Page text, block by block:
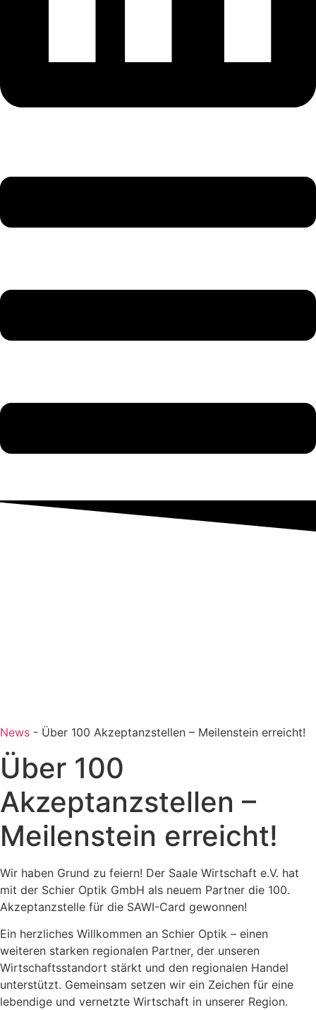
News - Über 100 Akzeptanzstellen – Meilenstein erreicht!
Über 100
Akzeptanzstellen –
Meilenstein erreicht!
Wir haben Grund zu feiern! Der Saale Wirtschaft e.V. hat
mit der Schier Optik GmbH als neuem Partner die 100.
Akzeptanzstelle für die SAWI-Card gewonnen!
Ein herzliches Willkommen an Schier Optik – einen
weiteren starken regionalen Partner, der unseren
Wirtschaftsstandort stärkt und den regionalen Handel
unterstützt. Gemeinsam setzen wir ein Zeichen für eine
lebendige und vernetzte Wirtschaft in unserer Region.